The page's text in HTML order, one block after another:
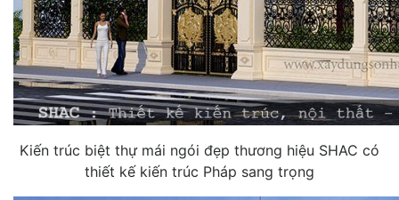
Kiến trúc biệt thự mái ngói đẹp thương hiệu SHAC có
thiết kế kiến trúc Pháp sang trọng